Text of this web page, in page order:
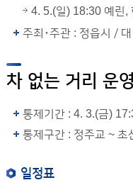
4. 5.(일) 18:30 예린,
주최･주관 : 정읍시 /
차 없는 거리 운영
통제기간 : 4. 3.(금)
통제구간 : 정주교 ~
일정표